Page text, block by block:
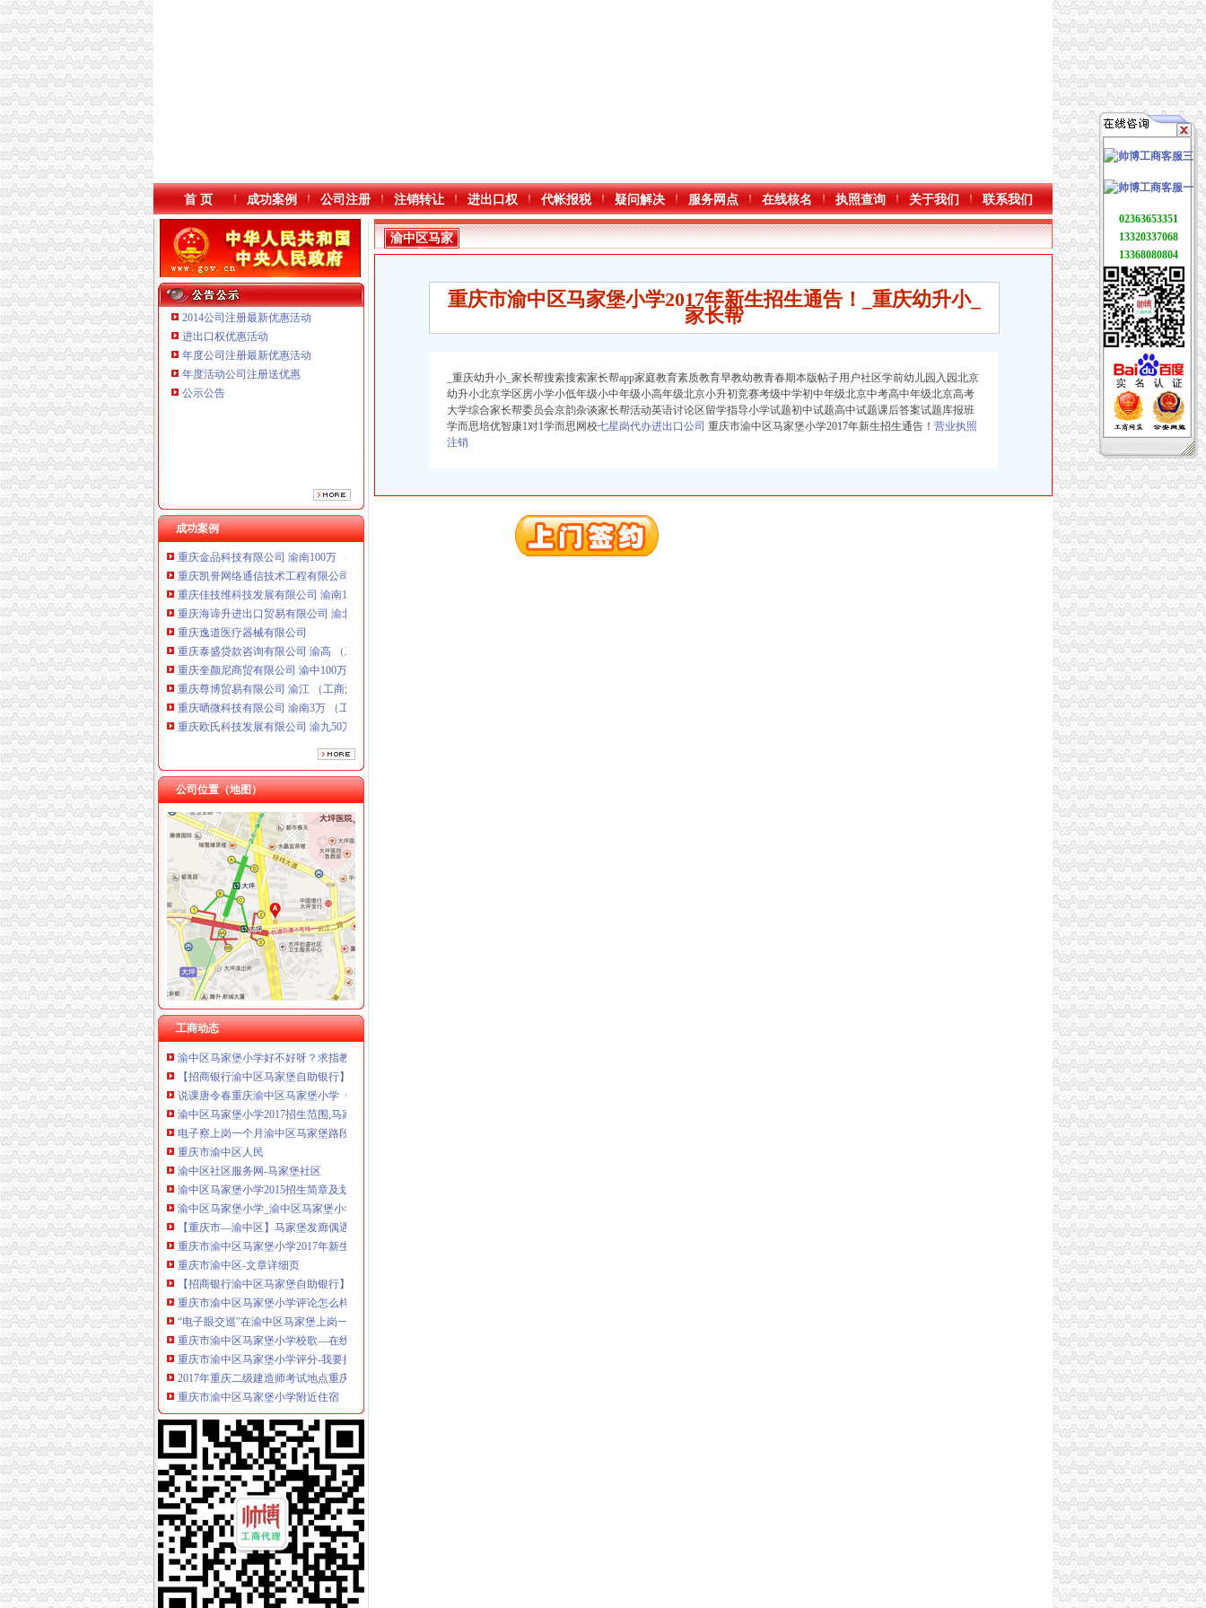
首 页 成功案例 公司注册 注销转让 进出口权 代帐报税 疑问解决 服务网点 在线核名 执照查询 关于我们 联系我们
2014公司注册最新优惠活动
进出口权优惠活动
年度公司注册最新优惠活动
年度活动公司注册送优惠
公示公告
成功案例
重庆海谛升进出口贸易有限公司 渝北100万 （进出口权）
重庆欧氏科技发展有限公司 渝九50万 （进出口权）
重庆市明诚塑料制品有限责任公司 渝高100万 （进出口权）
重庆金品科技有限公司 渝南100万 （进出口权）
重庆凯誉网络通信技术工程有限公司 渝中300万 （工商变更）
重庆佳技维科技发展有限公司 渝南100万 （进出口权）
重庆海谛升进出口贸易有限公司 渝北100万 （进出口权）
重庆逸道医疗器械有限公司
重庆泰盛贷款咨询有限公司 渝高 （工商注册）
重庆奎颜尼商贸有限公司 渝中100万 （工商注册）
重庆尊博贸易有限公司 渝江 （工商注册）
重庆晒微科技有限公司 渝南3万 （工商注册）
重庆欧氏科技发展有限公司 渝九50万 （进出口权）
重庆市明诚塑料制品有限责任公司 渝高100万 （进出口权）
重庆金品科技有限公司 渝南100万 （进出口权）
重庆凯誉网络通信技术工程有限公司 渝中300万 （工商变更）
重庆佳技维科技发展有限公司 渝南100万 （进出口权）
公司位置（地图）
工商动态
渝中区马家堡
“电子眼交巡”在渝中区马家堡上岗一个月_第1页-七一网
渝中区马家堡小学2017招生范围,马家堡小学6月24日报名-小学教育-
重庆市渝中区马家堡副食经营部饮料批发部
重庆市渝中区马家堡粮店_重庆市_渝中区_企业在线
渝中区马家堡小学_渝中区马家堡小学爱问问同学录频道
重庆市渝中区马家堡安利专卖店地址重庆市马家堡哪有卖安利产【今日
【重庆市—渝中区】马家堡发廊偶遇品美少女（申请毕业-曲罢论坛
渝中区马家堡小学好不好呀？求指教-早教幼儿园小学-重庆购物狂
【招商银行渝中区马家堡自助银行】招商银行渝中区马家堡自助银行
说课唐令春重庆渝中区马家堡小学《可能》-原创-搜狐
渝中区马家堡小学2017招生范围,马家堡小学6月24日报名-小学教育-
电子察上岗一个月渝中区马家堡路段变通畅重庆新闻联播—
重庆市渝中区人民
渝中区社区服务网-马家堡社区
渝中区马家堡小学2015招生简章及划片-重庆本地宝
渝中区马家堡小学_渝中区马家堡小学爱问问同学录频道
【重庆市—渝中区】马家堡发廊偶遇品美少女（申请毕业-曲罢论坛
重庆市渝中区马家堡小学2017年新生招生通告！_重庆幼升小_家长帮
重庆市渝中区-文章详细页
【招商银行渝中区马家堡自助银行】招商银行渝中区马家堡自助银行
重庆市渝中区马家堡小学评论怎么样-我要搜学网
“电子眼交巡”在渝中区马家堡上岗一个月_第1页-七一网
重庆市渝中区马家堡小学校歌—在线播放—优酷网,高清在线观看
重庆市渝中区马家堡小学评分-我要搜学网
2017年重庆二级建造师考试地点重庆市渝中区马家堡小学在哪？_二级
重庆市渝中区马家堡小学附近住宿
重庆市渝中区马家堡安利专卖店地址重庆市马家堡哪有卖安利产【今日
渝中区马家堡小学应急避难场所到马家堡怎么走？-住哪网
求助,在渝中区马家堡办过准生证MM帮忙说哈有些啥要求。-孕期闲聊
重庆市渝中区马家堡副食经营部饮料批发部
渝中区马家堡小学二年级三班二单元复习资料(一)_老师_新浪博客
[转载]渝中区马家堡小学二年级三班二单元复习资料(三)_萱萱_新浪
重庆市渝中区马家堡付食经营部长征付食门市_【信用信息_诉讼信息_
重庆市渝中区马家堡小学二年级3班歌咏比赛-原创-高清-爱奇艺
修改重庆市渝中区马家堡小学资料-我要搜学网
渝中区马家堡小学好不好呀？求指教-早教幼儿园小学-重庆购物狂
说课唐令春重庆渝中区马家堡小学《可能》-原创-搜狐
重庆市渝中区马家堡小学-城市吧街景地图
渝中区马家
堡
重庆市渝中区马家堡小学2017年新生招生通告！_重庆幼升小_
家长帮
_重庆幼升小_家长帮搜索搜索家长帮app家庭教育素质教育早教幼教青春期本版帖子用户社区学前幼儿园入园北京
幼升小北京学区房小学小低年级小中年级小高年级北京小升初竞赛考级中学初中年级北京中考高中年级北京高考
大学综合家长帮委员会京韵杂谈家长帮活动英语讨论区留学指导小学试题初中试题高中试题课后答案试题库报班
学而思培优智康1对1学而思网校七星岗代办进出口公司 重庆市渝中区马家堡小学2017年新生招生通告！ 营业执照
注销
02363653351
13320337068
13368080804